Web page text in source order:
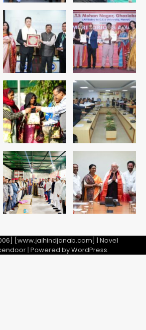
रोहित चौधरी गैंग का कुख्यात बदमाश राजस्थान
से गिरफ्तार
Team JHJ
पुरा महादेव से बेटियों के स्वास्थ्य और सुरक्षा का
संदेश
Team JHJ
अब पहला स्थान हासिल करना लक्ष्य: डीएम
Team JHJ
28 साल बाद कानून के शिकंजे में आया हत्या का
फरार आरोपी
[www.jaihindjanab.com] | Novel
| Powered byWordPress.